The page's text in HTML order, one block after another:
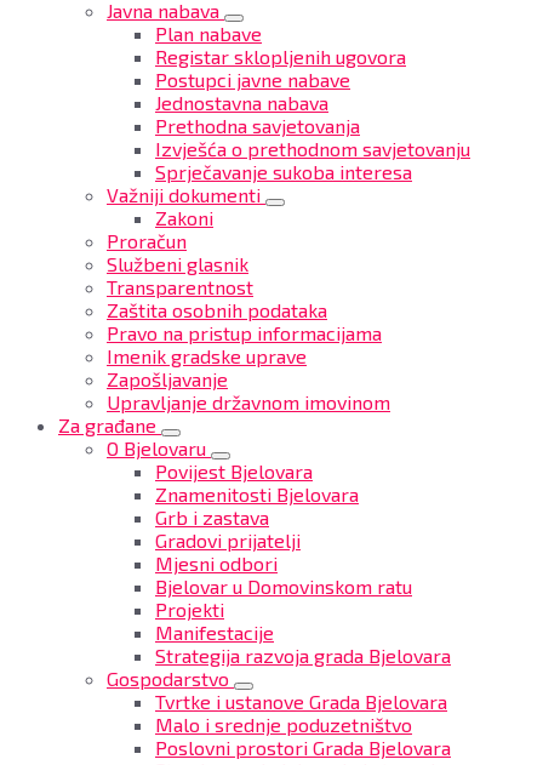
Javna nabava
Plan nabave
Registar sklopljenih ugovora
Postupci javne nabave
Jednostavna nabava
Prethodna savjetovanja
Izvješća o prethodnom savjetovanju
Sprječavanje sukoba interesa
Važniji dokumenti
Zakoni
Proračun
Službeni glasnik
Transparentnost
Zaštita osobnih podataka
Pravo na pristup informacijama
Imenik gradske uprave
Zapošljavanje
Upravljanje državnom imovinom
Za građane
O Bjelovaru
Povijest Bjelovara
Znamenitosti Bjelovara
Grb i zastava
Gradovi prijatelji
Mjesni odbori
Bjelovar u Domovinskom ratu
Projekti
Manifestacije
Strategija razvoja grada Bjelovara
Gospodarstvo
Tvrtke i ustanove Grada Bjelovara
Malo i srednje poduzetništvo
Poslovni prostori Grada Bjelovara